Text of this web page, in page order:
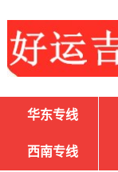
华东专线
西南专线